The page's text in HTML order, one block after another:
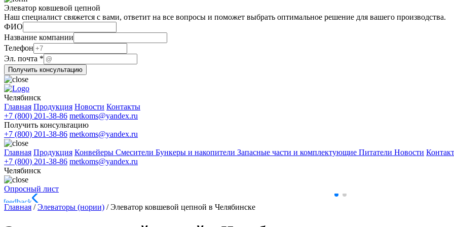
Элеватор ковшевой цепной
Наш специалист свяжется с вами, ответит на все вопросы и поможет выбрать оптимальное решение для вашего производства.
ФИО
Название компании
Телефон
Телефон
Телефон
Телефон
Эл. почта *
Получить консультацию
Челябинск
Главная Продукция Новости Контакты
+7 (800) 201-38-86 metkoms@yandex.ru
Получить консультацию
+7 (800) 201-38-86 metkoms@yandex.ru
Главная Продукция Конвейеры Смесители Бункеры и накопители Запасные части и комплектующие Питатели Новости
+7 (800) 201-38-86 metkoms@yandex.ru
Челябинск
Опросный лист
Главная /Элеваторы (нории) /Элеватор ковшевой цепной в Челябинске